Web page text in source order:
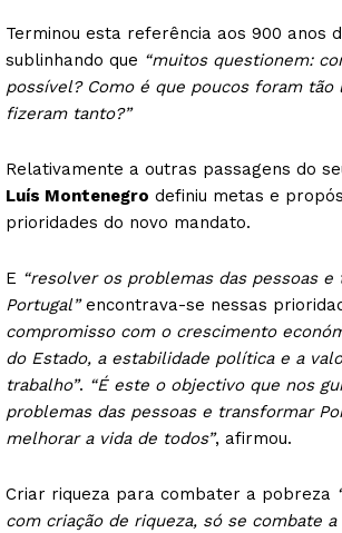
Terminou esta referência aos 900 anos
sublinhando que “muitos questionem:
possível? Como é que poucos foram tão
fizeram tanto?”
Relativamente a outras passagens do
Luís Montenegro definiu metas e
prioridades do novo mandato.
E “resolver os problemas das pessoas e
Portugal”encontrava-se nessas
compromisso com o crescimento
do Estado, a estabilidade política e a
trabalho”. “É este o objectivo que nos
problemas das pessoas e transformar
melhorar a vida de todos”, afirmou.
Criar riqueza para combater a pobreza
com criação de riqueza, só se combate a